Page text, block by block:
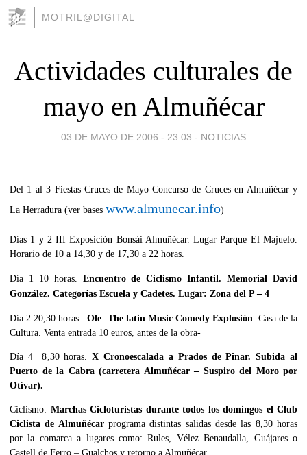
MOTRIL@DIGITAL
Actividades culturales de
mayo en Almuñécar
03 DE MAYO DE 2006 - 23:03 - NOTICIAS
Del 1 al 3 Fiestas Cruces de Mayo Concurso de Cruces en Almuñécar y
La Herradura (ver bases www.almunecar.info)
Días 1 y 2 III Exposición Bonsái Almuñécar. Lugar Parque El Majuelo.
Horario de 10 a 14,30 y de 17,30 a 22 horas.
Día 1 10 horas. Encuentro de Ciclismo Infantil. Memorial David
González. Categorías Escuela y Cadetes. Lugar: Zona del P – 4
Día 2 20,30 horas.Ole The latin Music Comedy Explosión. Casa de la
Cultura. Venta entrada 10 euros, antes de la obra-
Día 4 8,30 horas.X Cronoescalada a Prados de Pinar. Subida al
Puerto de la Cabra (carretera Almuñécar – Suspiro del Moro por
Otívar).
Ciclismo: Marchas Cicloturistas durante todos los domingos el Club
Ciclista de Almuñécarprograma distintas salidas desde las 8,30 horas
por la comarca a lugares como: Rules, Vélez Benaudalla, Guájares o
Castell de Ferro – Gualchos y retorno a Almuñécar.